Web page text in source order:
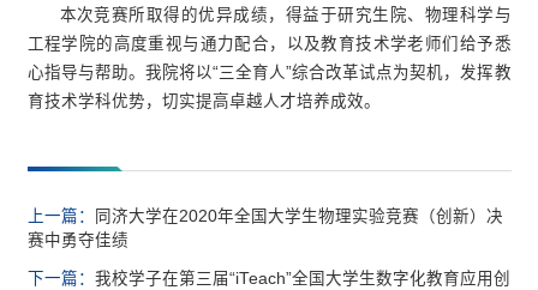
本次竞赛所取得的优异成绩，得益于研究生院、物理科学与
工程学院的高度重视与通力配合，以及教育技术学老师们给予悉
心指导与帮助。我院将以“三全育人”综合改革试点为契机，发挥教
育技术学科优势，切实提高卓越人才培养成效。
上一篇：
同济大学在2020年全国大学生物理实验竞赛（创新）决
赛中勇夺佳绩
下一篇： 我校学子在第三届“iTeach”全国大学生数字化教育应用创